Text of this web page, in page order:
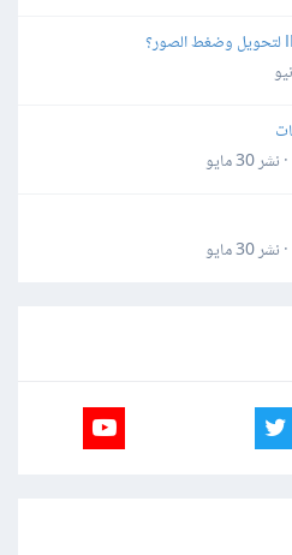
30 مايو
30 مايو